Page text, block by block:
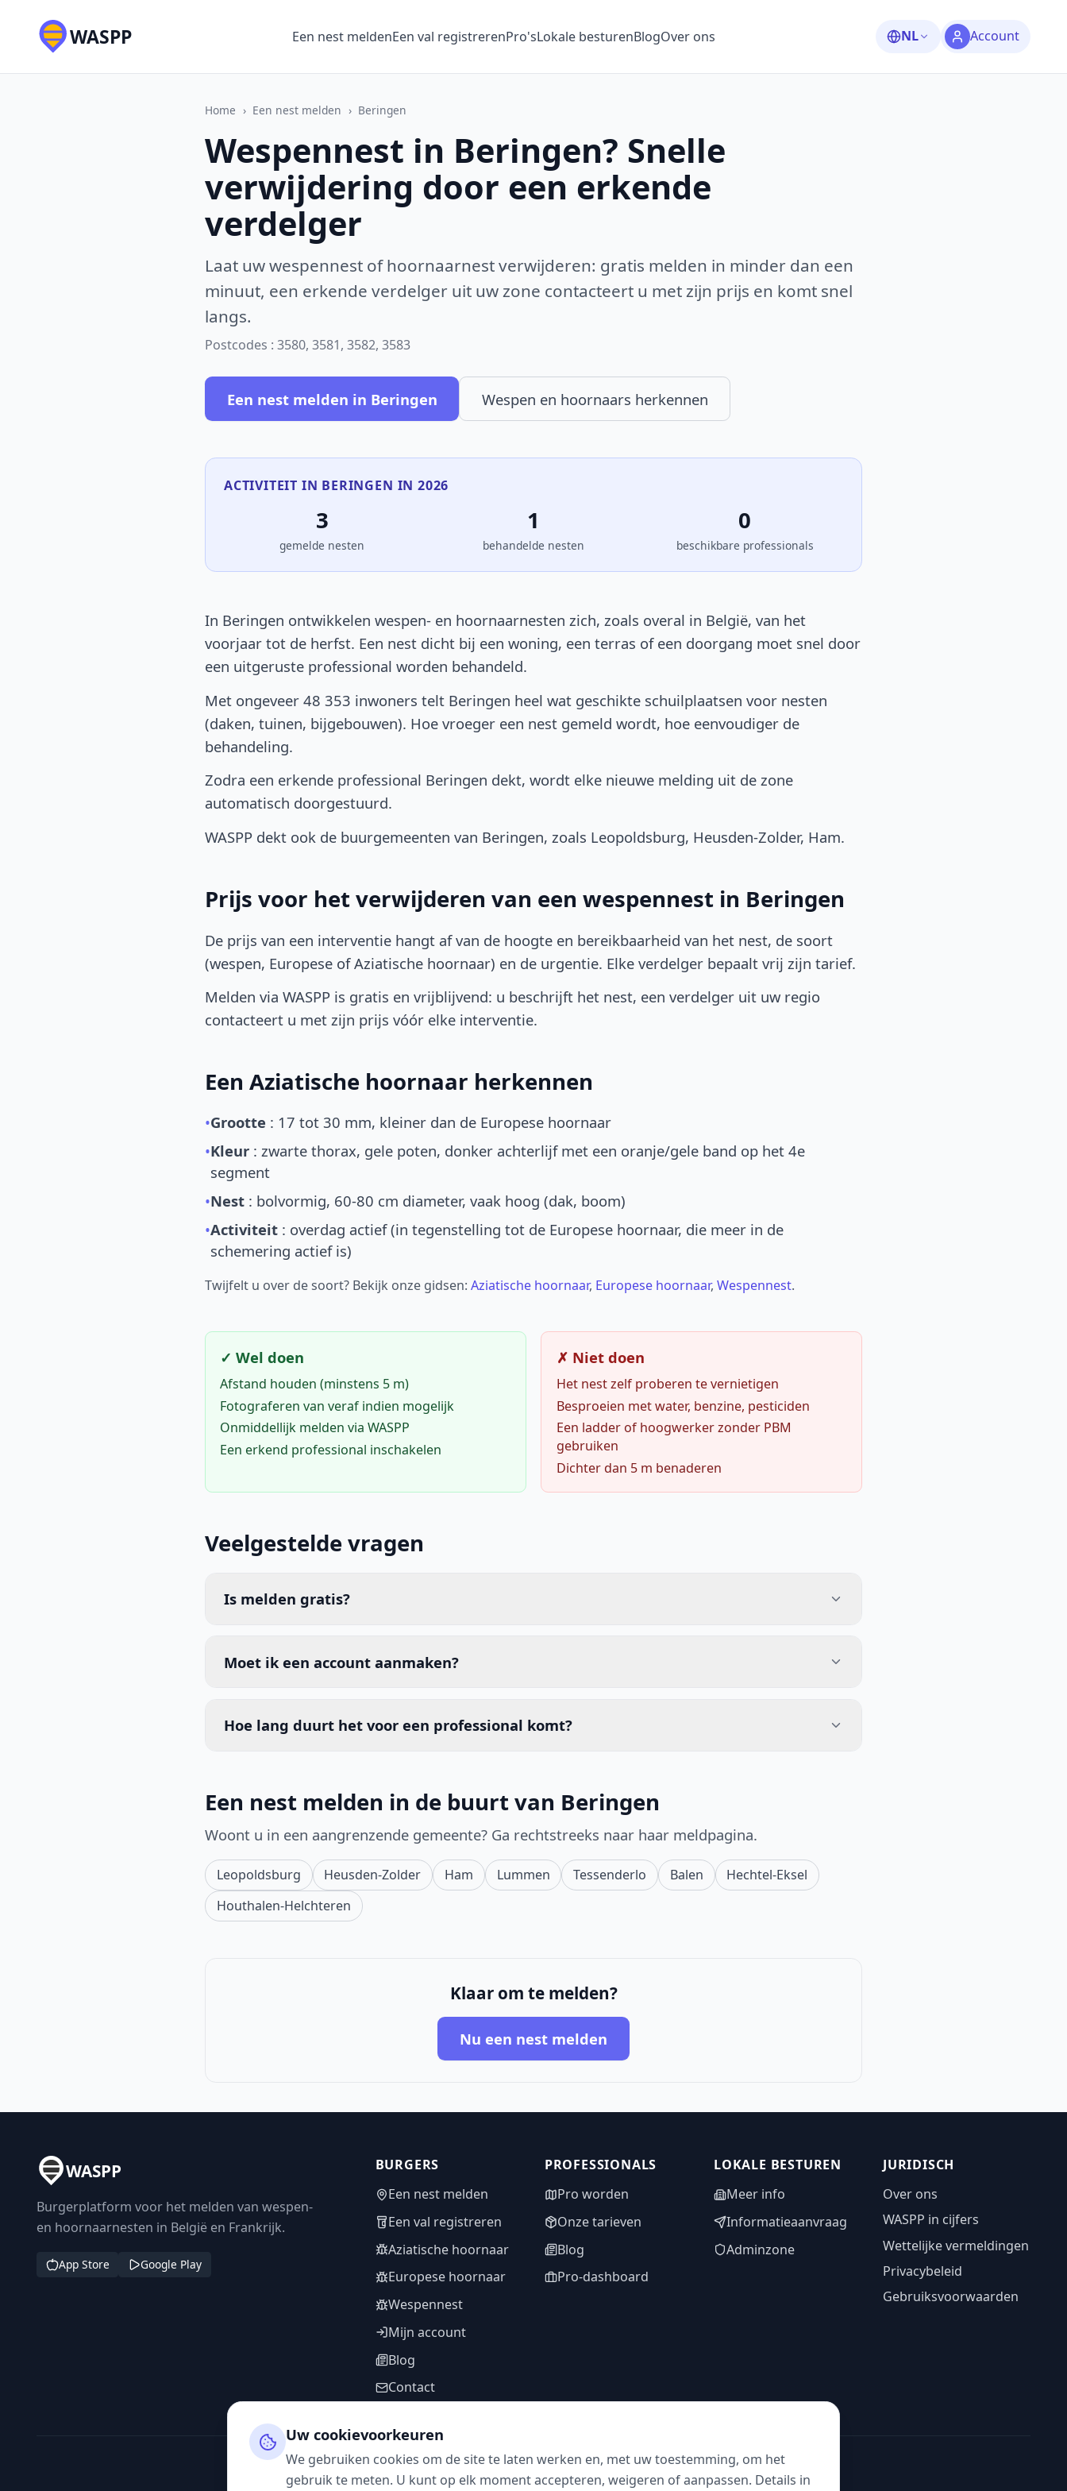
WASPP Een nest meldenEen val registrerenPro'sLokale besturenBlogOver ons NL Account
Home › Een nest melden › Beringen
Wespennest in Beringen? Snelle
verwijdering door een erkende
verdelger
Laat uw wespennest of hoornaarnest verwijderen: gratis melden in minder dan een
minuut, een erkende verdelger uit uw zone contacteert u met zijn prijs en komt snel
langs.
Postcodes : 3580, 3581, 3582, 3583
Een nest melden in Beringen Wespen en hoornaars herkennen
ACTIVITEIT IN BERINGEN IN 2026
3
gemelde nesten
1
behandelde nesten
0
beschikbare professionals
In Beringen ontwikkelen wespen- en hoornaarnesten zich, zoals overal in België, van het
voorjaar tot de herfst. Een nest dicht bij een woning, een terras of een doorgang moet snel door
een uitgeruste professional worden behandeld.
Met ongeveer 48 353 inwoners telt Beringen heel wat geschikte schuilplaatsen voor nesten
(daken, tuinen, bijgebouwen). Hoe vroeger een nest gemeld wordt, hoe eenvoudiger de
behandeling.
Zodra een erkende professional Beringen dekt, wordt elke nieuwe melding uit de zone
automatisch doorgestuurd.
WASPP dekt ook de buurgemeenten van Beringen, zoals Leopoldsburg, Heusden-Zolder, Ham.
Prijs voor het verwijderen van een wespennest in Beringen
De prijs van een interventie hangt af van de hoogte en bereikbaarheid van het nest, de soort
(wespen, Europese of Aziatische hoornaar) en de urgentie. Elke verdelger bepaalt vrij zijn tarief.
Melden via WASPP is gratis en vrijblijvend: u beschrijft het nest, een verdelger uit uw regio
contacteert u met zijn prijs vóór elke interventie.
Een Aziatische hoornaar herkennen
•Grootte : 17 tot 30 mm, kleiner dan de Europese hoornaar
•Kleur : zwarte thorax, gele poten, donker achterlijf met een oranje/gele band op het 4e
segment
•Nest : bolvormig, 60-80 cm diameter, vaak hoog (dak, boom)
•Activiteit : overdag actief (in tegenstelling tot de Europese hoornaar, die meer in de
schemering actief is)
Twijfelt u over de soort? Bekijk onze gidsen: Aziatische hoornaar, Europese hoornaar, Wespennest.
✓ Wel doen
Afstand houden (minstens 5 m)
Fotograferen van veraf indien mogelijk
Onmiddellijk melden via WASPP
Een erkend professional inschakelen
✗ Niet doen
Het nest zelf proberen te vernietigen
Besproeien met water, benzine, pesticiden
Een ladder of hoogwerker zonder PBM
gebruiken
Dichter dan 5 m benaderen
Veelgestelde vragen
Is melden gratis?
Moet ik een account aanmaken?
Hoe lang duurt het voor een professional komt?
Een nest melden in de buurt van Beringen
Woont u in een aangrenzende gemeente? Ga rechtstreeks naar haar meldpagina.
Leopoldsburg Heusden-Zolder Ham Lummen Tessenderlo Balen
Hechtel-Eksel
Houthalen-Helchteren
Klaar om te melden?
Nu een nest melden
WASPP
Burgerplatform voor het melden van wespen-
en hoornaarnesten in België en Frankrijk.
App Store Google Play
BURGERS
Een nest melden
Een val registreren
Aziatische hoornaar
Europese hoornaar
Wespennest
Mijn account
Blog
Contact
PROFESSIONALS
Pro worden
Onze tarieven
Blog
Pro-dashboard
LOKALE BESTUREN
Meer info
Informatieaanvraag
Adminzone
JURIDISCH
Over ons
WASPP in cijfers
Wettelijke vermeldingen
Privacybeleid
Gebruiksvoorwaarden
VOLG ONS
Uw cookievoorkeuren
We gebruiken cookies om de site te laten werken en, met uw toestemming, om het
gebruik te meten. U kunt op elk moment accepteren, weigeren of aanpassen. Details in